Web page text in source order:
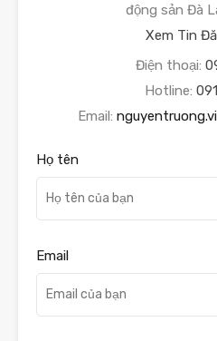
động sản Đà
Xem Tin
Điện thoại:
Hotline:
Email:
Họ tên
Email